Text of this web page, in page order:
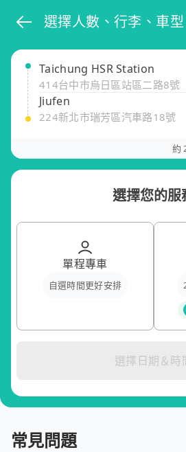
選擇人數、行李、車型
Taichung HSR Station
414台中市烏日區站區二路8號
Jiufen
224新北市瑞芳區汽車路18號
約
選擇您的服
單程專車
自選時間更好安排
選擇日期＆時
常見問題